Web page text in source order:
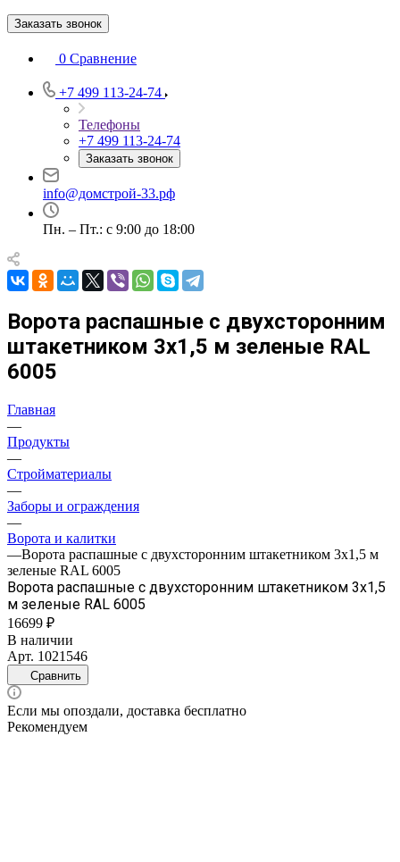
Заказать звонок
0 Сравнение
+7 499 113-24-74
Телефоны
+7 499 113-24-74
Заказать звонок
info@домстрой-33.рф
Пн. – Пт.: с 9:00 до 18:00
Ворота распашные с двухсторонним
штакетником 3х1,5 м зеленые RAL
6005
Главная
—
Продукты
—
Стройматериалы
—
Заборы и ограждения
—
Ворота и калитки
—Ворота распашные с двухсторонним штакетником 3х1,5 м
зеленые RAL 6005
Ворота распашные с двухсторонним штакетником 3х1,5
м зеленые RAL 6005
16699 ₽
В наличии
Арт. 1021546
Сравнить
Если мы опоздали, доставка бесплатно
Рекомендуем